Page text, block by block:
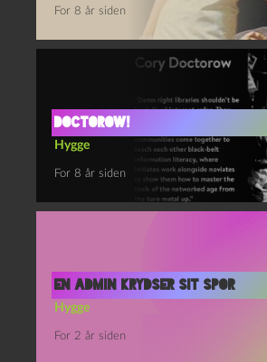
For 8 år siden
Doctorow!
Hygge
For 8 år siden
En admin krydser sit spor
Hygge
For 2 år siden